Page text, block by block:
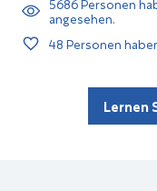
angesehen.
48Personen
Lernen